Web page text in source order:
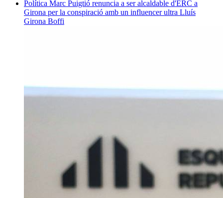
Política Marc Puigtió renuncia a ser alcaldable d'ERC a
Girona per la conspiració amb un influencer ultra Lluís
Girona Boffi